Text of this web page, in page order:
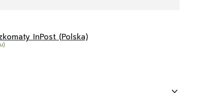
InPost (Polska)